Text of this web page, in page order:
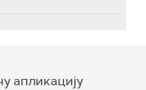
апликацију